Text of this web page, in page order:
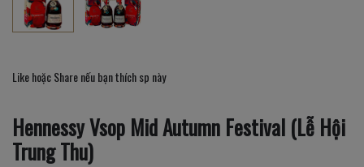
Like hoặc Share nếu bạn thích sp này
Hennessy Vsop Mid Autumn Festival (Lễ Hội
Trung Thu)